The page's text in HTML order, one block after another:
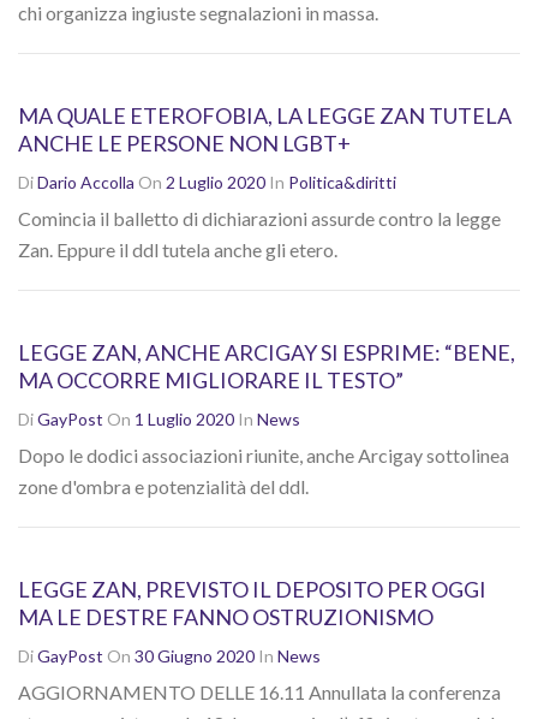
chi organizza ingiuste segnalazioni in massa.
MA QUALE ETEROFOBIA, LA LEGGE ZAN TUTELA
ANCHE LE PERSONE NON LGBT+
DiDario Accolla On 2 Luglio 2020 In Politica&diritti
Comincia il balletto di dichiarazioni assurde contro la legge
Zan. Eppure il ddl tutela anche gli etero.
LEGGE ZAN, ANCHE ARCIGAY SI ESPRIME: “BENE,
MA OCCORRE MIGLIORARE IL TESTO”
DiGayPost On 1 Luglio 2020 In News
Dopo le dodici associazioni riunite, anche Arcigay sottolinea
zone d'ombra e potenzialità del ddl.
LEGGE ZAN, PREVISTO IL DEPOSITO PER OGGI
MA LE DESTRE FANNO OSTRUZIONISMO
DiGayPost On 30 Giugno 2020 In News
AGGIORNAMENTO DELLE 16.11 Annullata la conferenza